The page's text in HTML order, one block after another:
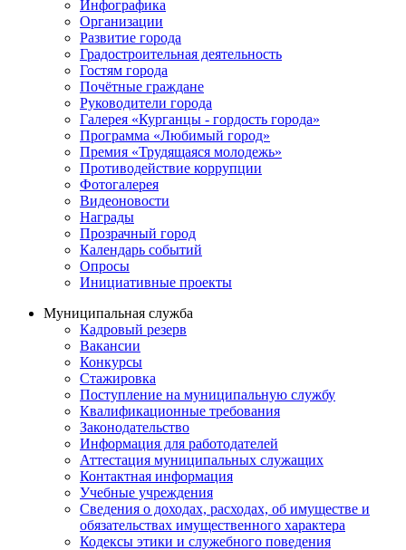
Инфографика
Организации
Развитие города
Градостроительная деятельность
Гостям города
Почётные граждане
Руководители города
Галерея «Курганцы - гордость города»
Программа «Любимый город»
Премия «Трудящаяся молодежь»
Противодействие коррупции
Фотогалерея
Видеоновости
Награды
Прозрачный город
Календарь событий
Опросы
Инициативные проекты
Муниципальная служба
Кадровый резерв
Вакансии
Конкурсы
Стажировка
Поступление на муниципальную службу
Квалификационные требования
Законодательство
Информация для работодателей
Аттестация муниципальных служащих
Контактная информация
Учебные учреждения
Сведения о доходах, расходах, об имуществе и
обязательствах имущественного характера
Кодексы этики и служебного поведения